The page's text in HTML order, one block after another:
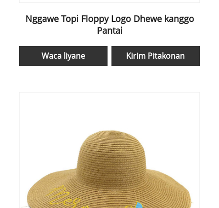
Nggawe Topi Floppy Logo Dhewe kanggo
Pantai
Waca liyane Kirim Pitakonan